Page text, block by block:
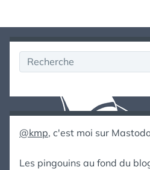
Rechercher
@kmp, c'est moi sur
Les pingouins au fond du